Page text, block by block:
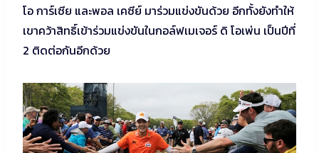
โอ การ์เซีย และพอล เคซีย์ มาร่วมแข่งขันด้วย อีกทั้งยังทำให้
เขาคว้าสิทธิ์เข้าร่วมแข่งขันในกอล์ฟเมเจอร์ ดิ โอเพ่น เป็นปีที่
2 ติดต่อกันอีกด้วย